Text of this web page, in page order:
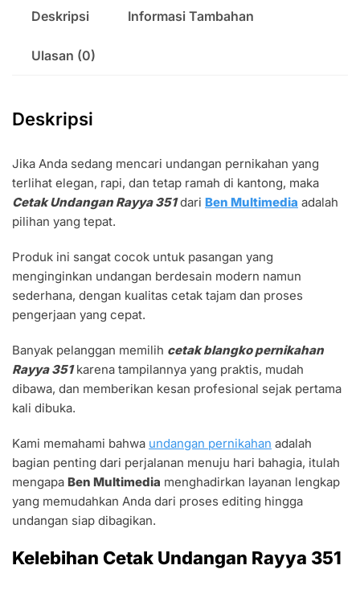
Deskripsi Informasi Tambahan
Ulasan (0)
Deskripsi
Jika Anda sedang mencari undangan pernikahan yang
terlihat elegan, rapi, dan tetap ramah di kantong, maka
Cetak Undangan Rayya 351dari Ben Multimedia adalah
pilihan yang tepat.
Produk ini sangat cocok untuk pasangan yang
menginginkan undangan berdesain modern namun
sederhana, dengan kualitas cetak tajam dan proses
pengerjaan yang cepat.
Banyak pelanggan memilih cetak blangko pernikahan
Rayya 351karena tampilannya yang praktis, mudah
dibawa, dan memberikan kesan profesional sejak pertama
kali dibuka.
Kami memahami bahwa undangan pernikahan adalah
bagian penting dari perjalanan menuju hari bahagia, itulah
mengapa Ben Multimedia menghadirkan layanan lengkap
yang memudahkan Anda dari proses editing hingga
undangan siap dibagikan.
Kelebihan Cetak Undangan Rayya 351